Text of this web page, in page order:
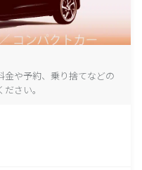
金や予約、乗り捨てなどの
さい。